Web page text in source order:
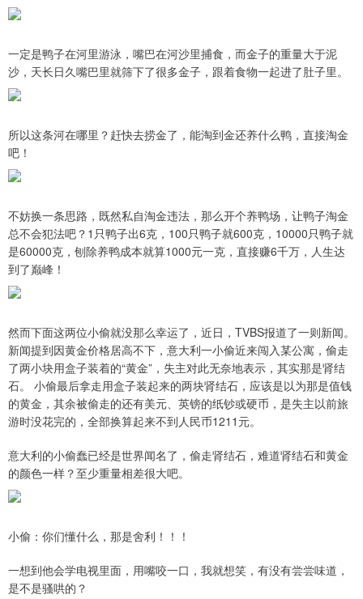
一定是鸭子在河里游泳，嘴巴在河沙里捕食，而金子的重量大于泥
沙，天长日久嘴巴里就筛下了很多金子，跟着食物一起进了肚子里。
所以这条河在哪里？赶快去捞金了，能淘到金还养什么鸭，直接淘金
吧！
不妨换一条思路，既然私自淘金违法，那么开个养鸭场，让鸭子淘金
总不会犯法吧？1只鸭子出6克，100只鸭子就600克，10000只鸭子就
是60000克，刨除养鸭成本就算1000元一克，直接赚6千万，人生达
到了巅峰！
然而下面这两位小偷就没那么幸运了，近日，TVBS报道了一则新闻。
新闻提到因黄金价格居高不下，意大利一小偷近来闯入某公寓，偷走
了两小块用盒子装着的“黄金”，失主对此无奈地表示，其实那是肾结
石。 小偷最后拿走用盒子装起来的两块肾结石，应该是以为那是值钱
的黄金，其余被偷走的还有美元、英镑的纸钞或硬币，是失主以前旅
游时没花完的，全部换算起来不到人民币1211元。
意大利的小偷蠢已经是世界闻名了，偷走肾结石，难道肾结石和黄金
的颜色一样？至少重量相差很大吧。
小偷：你们懂什么，那是舍利！！！
一想到他会学电视里面，用嘴咬一口，我就想笑，有没有尝尝味道，
是不是骚哄的？